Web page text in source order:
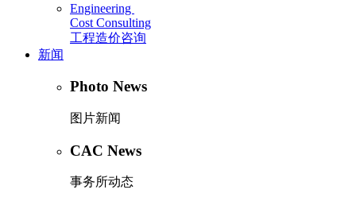
Engineering
Cost Consulting
工程造价咨询
新闻
Photo News
图片新闻
CAC News
事务所动态